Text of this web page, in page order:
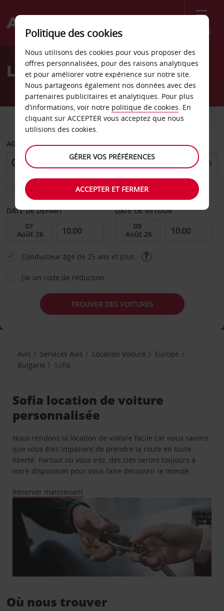
Menu
Welcome
AvisLocation de voiture Sofia
VOITURE UTILITAIRE
AGENCE DE DÉPART
Sélectionnez une autre agence de retour
DATE DE DÉPART DATE DE RETOUR
Conducteur âgé de 25 ans et plus
J’ai un code de réduction
TROUVER DES VOITURES
Avis Services Avis Location Voiture
Europe
Bulgarie
Sofia
Sofia location de voiture
personnalisée
Nous rendons la location de voiture facile car nous savons
que vous êtes impatient de prendre la route en toute
liberté. Partout où vous irez, des clés seront toujours à
votre disposition pour vous faire découvrir le monde.
Réserver maintenant
Où nous trouver
Politique des cookies
Nous utilisons des cookies pour vous proposer des
offres personnalisées, pour des raisons analytiques
et pour améliorer votre expérience sur notre site.
Nous partageons également nos données avec des
partenaires publicitaires et analytiques. Pour plus
d’informations, voir notre politique de cookies. En
cliquant sur ACCEPTER vous acceptez que nous
utilisions des cookies.
GÉRER VOS PRÉFÉRENCES
ACCEPTER ET FERMER